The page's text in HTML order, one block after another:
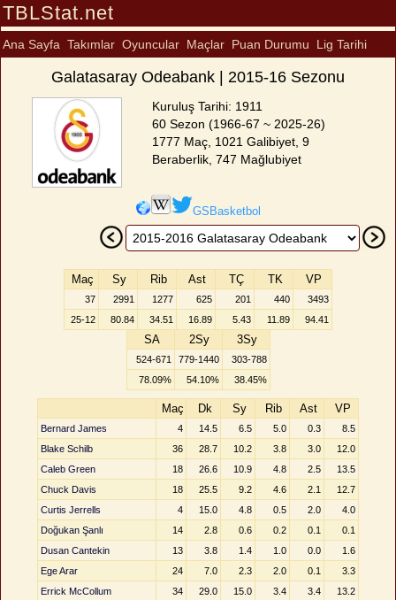
TBLStat.net
Ana Sayfa Takımlar Oyuncular Maçlar Puan Durumu Lig Tarihi
Galatasaray Odeabank | 2015-16 Sezonu
Kuruluş Tarihi: 1911
60 Sezon (1966-67 ~ 2025-26)
1777 Maç, 1021 Galibiyet, 9
Beraberlik, 747 Mağlubiyet
GSBasketbol
Maç Sy Rib Ast TÇ TK VP
37 2991 1277 625 201 440
3493
25-12
80.84 34.51 16.89 5.43 11.89 94.41
SA 2Sy 3Sy
524-671 779-1440
303-788
78.09%
54.10% 38.45%
Maç Dk Sy Rib Ast VP
Bernard James 4 14.5 6.5 5.0 0.3
8.5
Blake Schilb
36 28.7 10.2 3.8 3.0
12.0
Caleb Green
18 26.6 10.9 4.8 2.5
13.5
Chuck Davis
18 25.5 9.2 4.6 2.1
12.7
Curtis Jerrells
4 15.0 4.8 0.5 2.0
4.0
Doğukan Şanlı
14 2.8 0.6 0.2 0.1
0.1
Dusan Cantekin
13 3.8 1.4 1.0 0.0
1.6
Ege Arar
24 7.0 2.3 2.0 0.1
3.3
Errick McCollum
34 29.0 15.0 3.4 3.4
13.2